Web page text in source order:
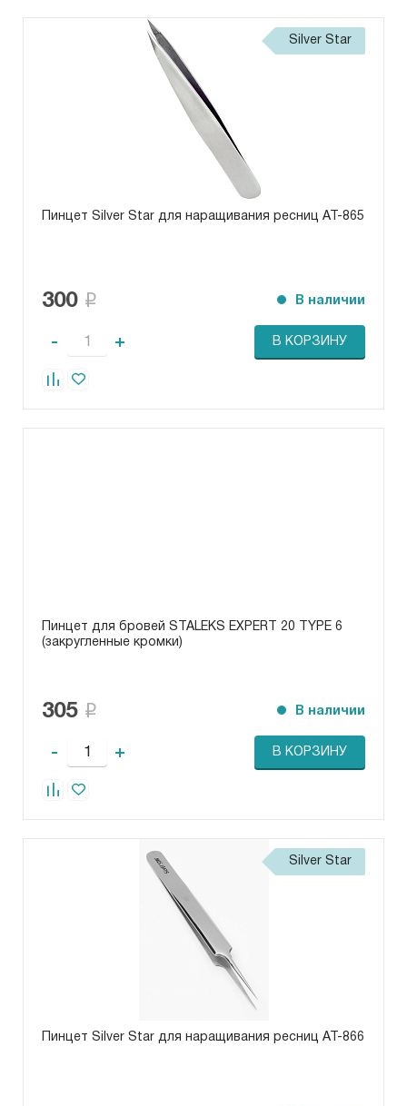
Silver Star
Пинцет Silver Star для наращивания ресниц AT-865
300 В наличии
- + В КОРЗИНУ
Пинцет для бровей STALEKS EXPERT 20 TYPE 6
(закругленные кромки)
305 В наличии
- + В КОРЗИНУ
Silver Star
Пинцет Silver Star для наращивания ресниц AT-866